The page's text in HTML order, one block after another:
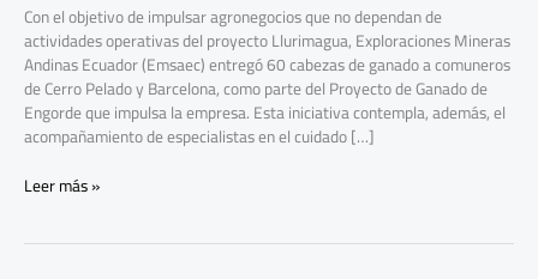
Con el objetivo de impulsar agronegocios que no dependan de
actividades operativas del proyecto Llurimagua, Exploraciones Mineras
Andinas Ecuador (Emsaec) entregó 60 cabezas de ganado a comuneros
de Cerro Pelado y Barcelona, como parte del Proyecto de Ganado de
Engorde que impulsa la empresa. Esta iniciativa contempla, además, el
acompañamiento de especialistas en el cuidado […]
Leer más »